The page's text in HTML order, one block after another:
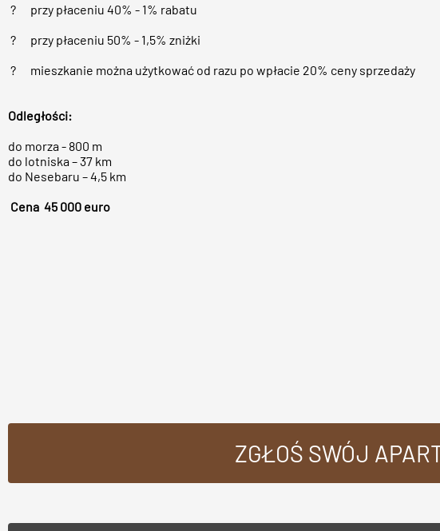
? przy płaceniu 40% - 1% rabatu
? przy płaceniu 50% - 1,5% zniżki
? mieszkanie można użytkować od razu po wpłacie 20% ceny sprzedaży
Odległości:
do morza - 800 m
do lotniska – 37 km
do Nesebaru – 4,5 km
Cena 45 000 euro
ZGŁOŚ SWÓJ